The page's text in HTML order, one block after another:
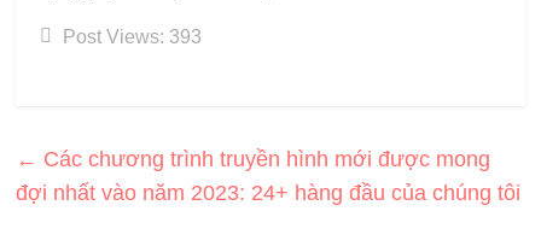
Post Views: 393
← Các chương trình truyền hình mới được mong
đợi nhất vào năm 2023: 24+ hàng đầu của chúng tôi